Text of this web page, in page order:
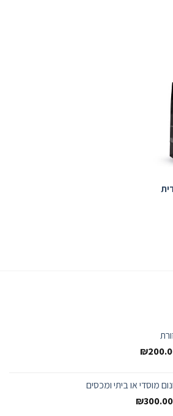
₪
מוסדי או ביתי ומכסים
₪300.00